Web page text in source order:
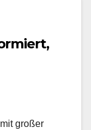
großer